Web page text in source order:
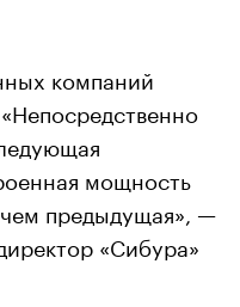
компаний
мощность
предыдущая», —
«Сибура»